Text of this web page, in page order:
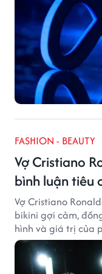
FASHION - BEAUTY
Vợ Cristiano
bình luận tiêu
Vợ Cristiano
bikini gợi cảm,
hình và giá trị của